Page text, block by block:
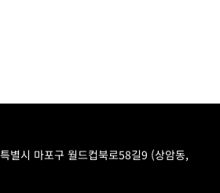
별시 마포구 월드컵북로58길9 (상암동,